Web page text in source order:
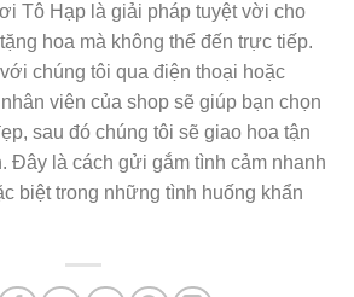
Tô Hạp là giải pháp tuyệt vời cho
hoa mà không thể đến trực tiếp.
chúng tôi qua điện thoại hoặc
viên của shop sẽ giúp bạn chọn
sau đó chúng tôi sẽ giao hoa tận
Đây là cách gửi gắm tình cảm nhanh
biệt trong những tình huống khẩn